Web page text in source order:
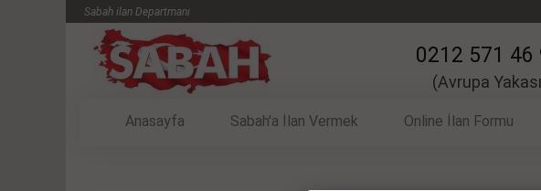
Sabah ilan Departmanı
0212 571 46
(Avrupa
Anasayfa Sabah'a İlan Vermek Online İlan Formu